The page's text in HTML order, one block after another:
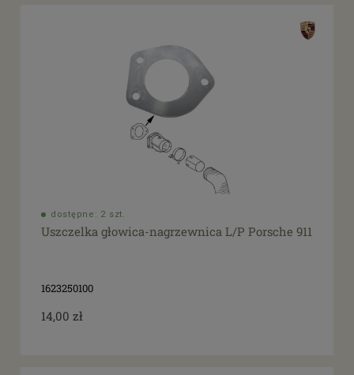
dostępne: 2 szt.
Uszczelka głowica-nagrzewnica L/P Porsche 911
1623250100
14,00 zł